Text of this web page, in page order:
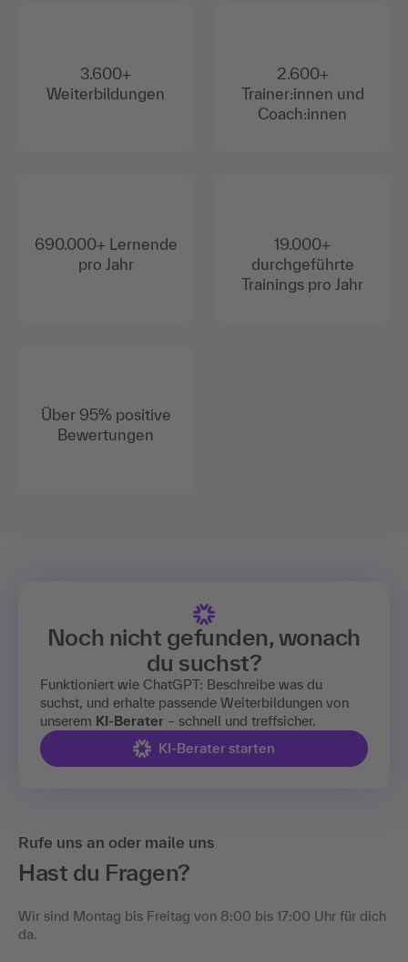
3.600+
Weiterbildungen
690.000+ Lernende
pro Jahr
Über 95% positive
Bewertungen
2.600+
Trainer:innen und
Coach:innen
19.000+
durchgeführte
Trainings pro Jahr
Noch nicht gefunden, wonach
du suchst?
Funktioniert wie ChatGPT: Beschreibe was du
suchst, und erhalte passende Weiterbildungen von
unserem KI-Berater – schnell und treffsicher.
KI-Berater starten
Rufe uns an oder maile uns
Hast du Fragen?
Wir sind Montag bis Freitag von 8:00 bis 17:00 Uhr für dich
da.